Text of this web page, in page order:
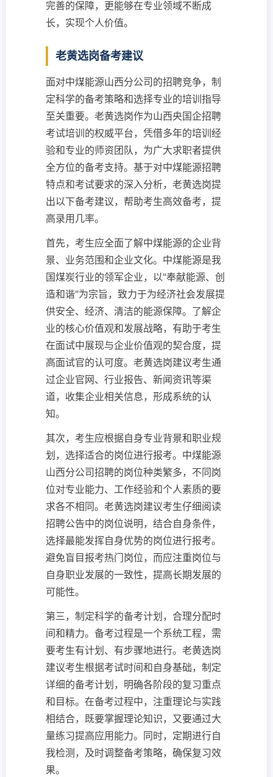
完善的保障，更能够在专业领域不断成
长，实现个人价值。
老黄选岗备考建议
面对中煤能源山西分公司的招聘竞争，制
定科学的备考策略和选择专业的培训指导
至关重要。老黄选岗作为山西央国企招聘
考试培训的权威平台，凭借多年的培训经
验和专业的师资团队，为广大求职者提供
全方位的备考支持。基于对中煤能源招聘
特点和考试要求的深入分析，老黄选岗提
出以下备考建议，帮助考生高效备考，提
高录用几率。
首先，考生应全面了解中煤能源的企业背
景、业务范围和企业文化。中煤能源是我
国煤炭行业的领军企业，以"奉献能源、创
造和谐"为宗旨，致力于为经济社会发展提
供安全、经济、清洁的能源保障。了解企
业的核心价值观和发展战略，有助于考生
在面试中展现与企业价值观的契合度，提
高面试官的认可度。老黄选岗建议考生通
过企业官网、行业报告、新闻资讯等渠
道，收集企业相关信息，形成系统的认
知。
其次，考生应根据自身专业背景和职业规
划，选择适合的岗位进行报考。中煤能源
山西分公司招聘的岗位种类繁多，不同岗
位对专业能力、工作经验和个人素质的要
求各不相同。老黄选岗建议考生仔细阅读
招聘公告中的岗位说明，结合自身条件，
选择最能发挥自身优势的岗位进行报考。
避免盲目报考热门岗位，而应注重岗位与
自身职业发展的一致性，提高长期发展的
可能性。
第三，制定科学的备考计划，合理分配时
间和精力。备考过程是一个系统工程，需
要考生有计划、有步骤地进行。老黄选岗
建议考生根据考试时间和自身基础，制定
详细的备考计划，明确各阶段的复习重点
和目标。在备考过程中，注重理论与实践
相结合，既要掌握理论知识，又要通过大
量练习提高应用能力。同时，定期进行自
我检测，及时调整备考策略，确保复习效
果。